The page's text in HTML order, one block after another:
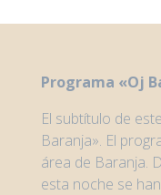
Programa «Oj
El subtítulo de
Baranja». El
área de Baranja.
esta noche se